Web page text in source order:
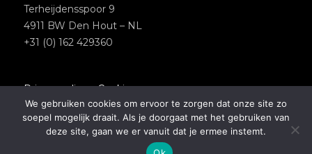
Terheijdensspoor 9
4911 BW Den Hout – NL
+31 (0) 162 429360
Privacypolicy–Cookies
Copyright 2018 – Van Olst Horses
Website byNewmore
We gebruiken cookies om ervoor te zorgen dat onze site zo
soepel mogelijk draait. Als je doorgaat met het gebruiken van
deze site, gaan we er vanuit dat je ermee instemt.